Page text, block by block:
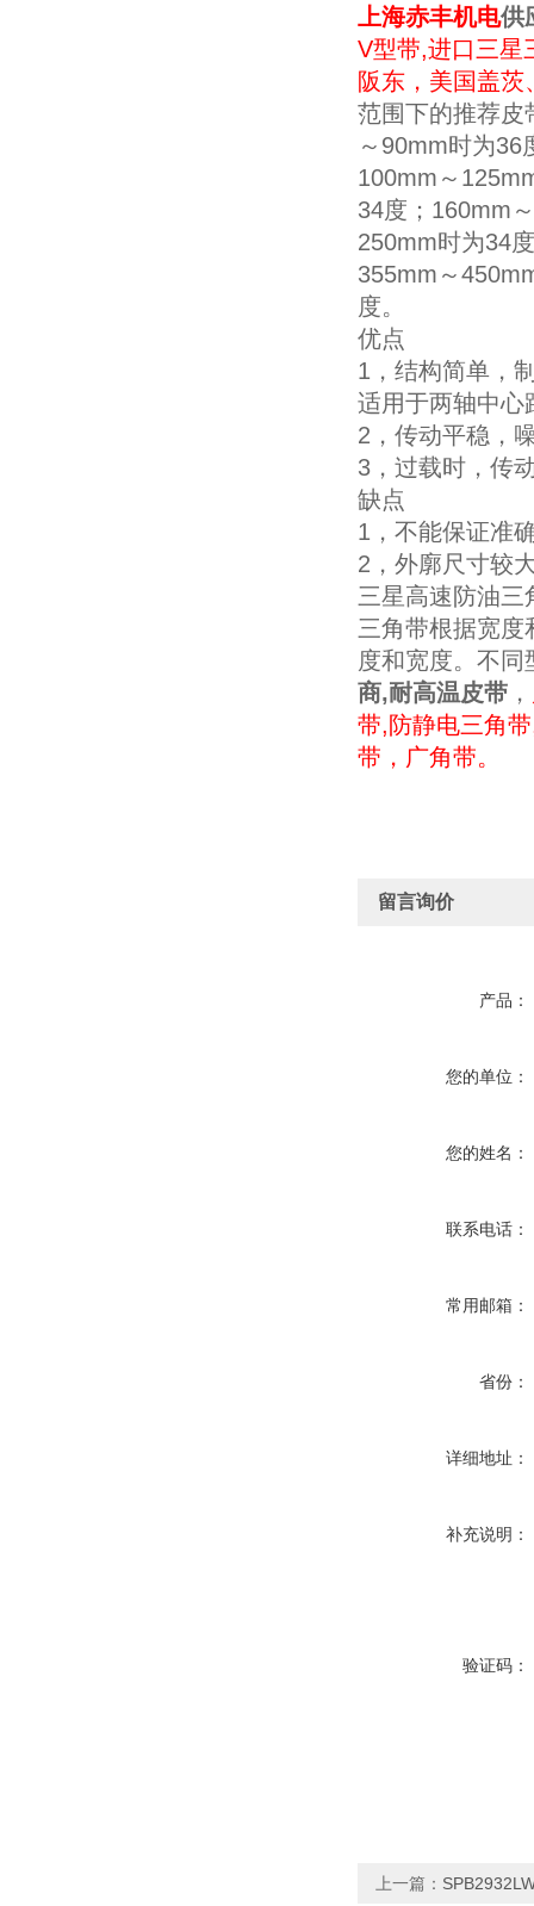
上海赤丰机电供
V型带,进口三星
阪东，美国盖
范围下的推荐皮
～90mm时为
100mm～
34度；160mm
250mm时为34
355mm～
度。
优点
1，结构简单，
适用于两轴中心
2，传动平稳，
3，过载时，传
缺点
1，不能保证准
2，外廓尺寸较
三星高速防油三
三角带根据宽度
度和宽度。不
商,耐高温皮带 ，
带,防静电三角
带，广角带。
留言询价
产品：
您的单位：
您的姓名：
联系电话：
常用邮箱：
省份：
详细地址：
补充说明：
验证码：
上一篇：